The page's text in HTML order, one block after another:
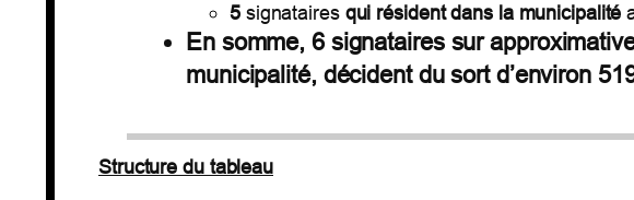
5 signataires qui résident dans la municipalité
En somme, 6 signataires sur
municipalité, décident du sort d’environ
Structure du tableau